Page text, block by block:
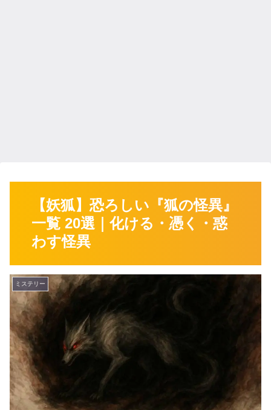
【妖狐】恐ろしい『狐の怪異』
一覧 20選｜化ける・憑く・惑
わす怪異
ミステリー